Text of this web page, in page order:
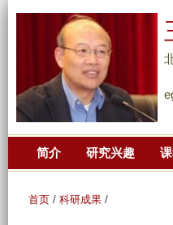
简介 研究兴趣
首页 / 科研成果 /